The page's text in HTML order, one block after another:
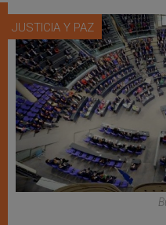
JUSTICIA Y PAZ